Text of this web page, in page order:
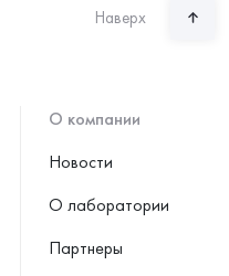
Наверх
О компании
Новости
О лаборатории
Партнеры